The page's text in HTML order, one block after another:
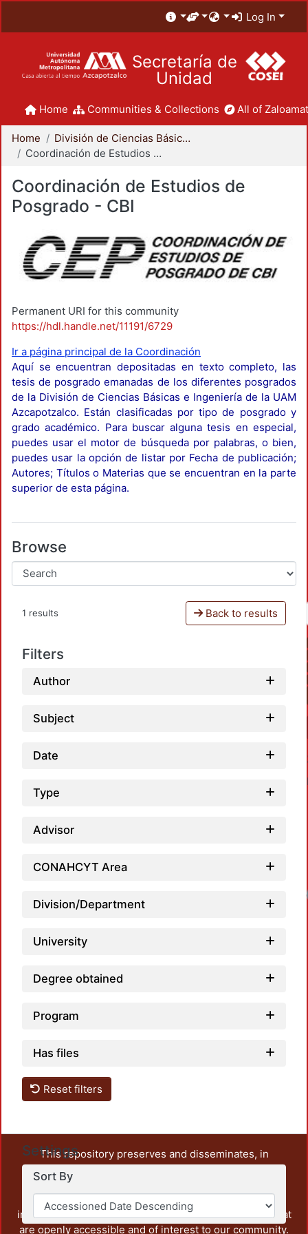
Log In
Secretaría de
Unidad
Home Communities & Collections All of
Home
División de Ciencias Básicas e Ingeniería
Coordinación de Estudios de Posgrado - CBI
Coordinación de Estudios de
Posgrado - CBI
Permanent URI for this community
https://hdl.handle.net/11191/6729
Ir a página principal de la Coordinación
Aquí se encuentran depositadas en texto completo, las
tesis de posgrado emanadas de los diferentes posgrados
de la División de Ciencias Básicas e Ingeniería de la UAM
Azcapotzalco. Están clasificadas por tipo de posgrado y
grado académico. Para buscar alguna tesis en especial,
puedes usar el motor de búsqueda por palabras, o bien,
puedes usar la opción de listar por Fecha de publicación;
Autores; Títulos o Materias que se encuentran en la parte
superior de esta página.
Browse
1 results Back to results
Filters
Author
Subject
Date
Type
Advisor
CONAHCYT Area
Division/Department
University
Degree obtained
Program
Has files
Reset filters
Settings
Sort By
This repository preserves and disseminates, in
unrestricted open access, the teaching and research
output of UAM Azcapotzalco. It also includes some
administrative and graphic documents from the
institution, as well as content from other institutions that
are openly accessible and of interest to our community.